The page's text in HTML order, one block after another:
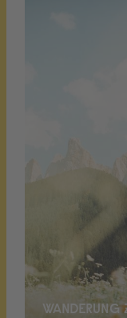
WANDERUNG